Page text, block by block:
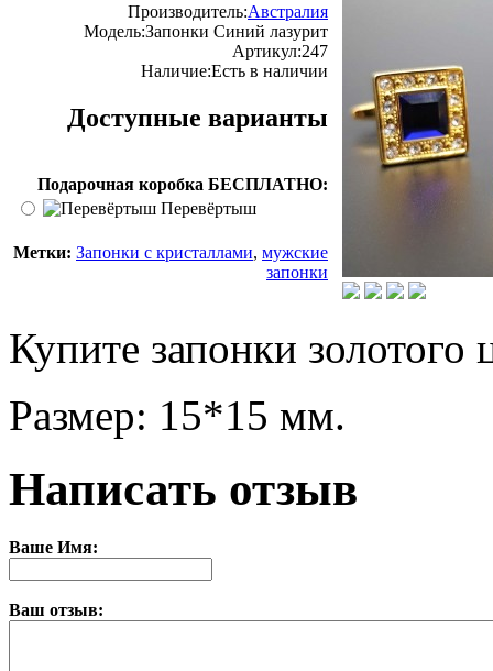
Производитель:Австралия
Модель:Запонки Синий лазурит
Артикул:247
Наличие:Есть в наличии
Доступные варианты
Подарочная коробка БЕСПЛАТНО:
Перевёртыш
Метки: Запонки с кристаллами, мужские
запонки
Купите запонки золотого
Размер: 15*15 мм.
Написать отзыв
Ваше Имя:
Ваш отзыв: